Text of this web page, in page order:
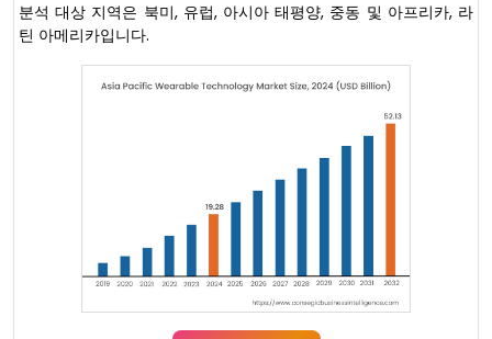
분석 대상 지역은 북미, 유럽, 아시아 태평양, 중동 및 아프리카, 라
틴 아메리카입니다.